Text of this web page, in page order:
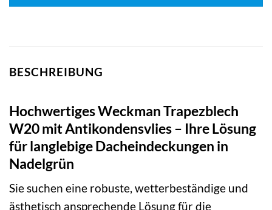
BESCHREIBUNG
Hochwertiges Weckman Trapezblech
W20 mit Antikondensvlies – Ihre Lösung
für langlebige Dacheindeckungen in
Nadelgrün
Sie suchen eine robuste, wetterbeständige und
ästhetisch ansprechende Lösung für die